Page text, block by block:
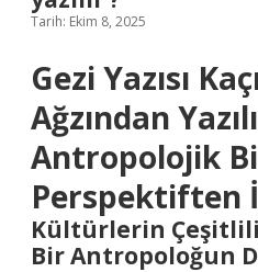
Tarih: Ekim 8, 2025
Gezi Yazısı
Ağzından
Antropolojik
Perspektiften
Kültürlerin
Bir Antropoloğun